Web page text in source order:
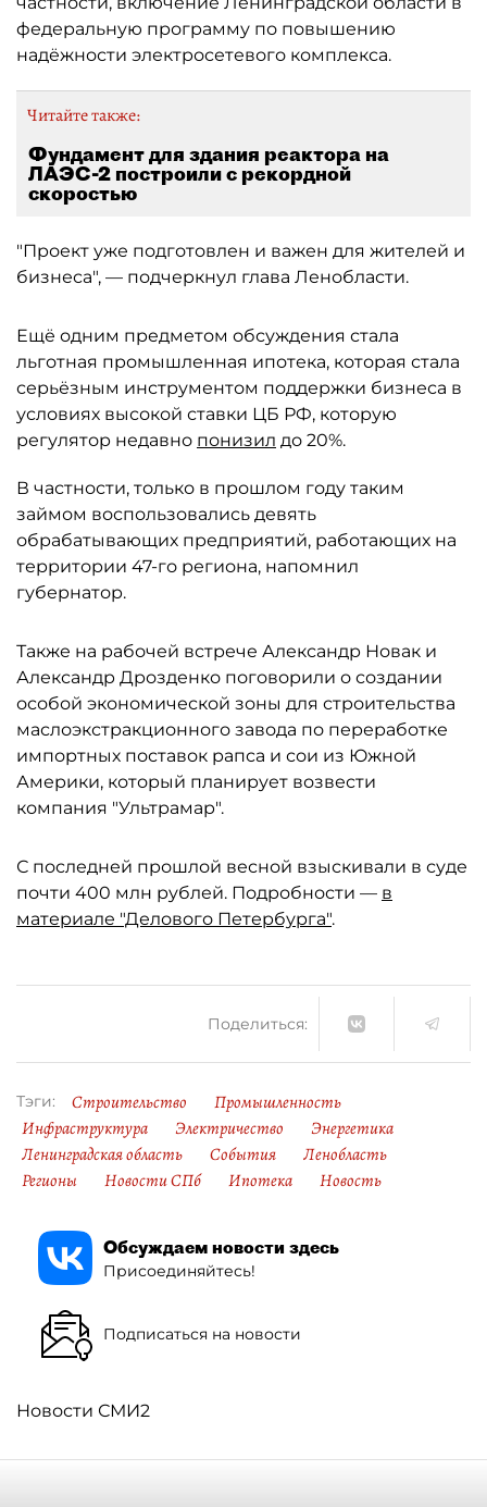
федеральную программу по повышению
надёжности электросетевого комплекса.
Читайте также:
Фундамент для здания реактора на
ЛАЭС-2 построили с рекордной
скоростью
"Проект уже подготовлен и важен для жителей и
бизнеса", — подчеркнул глава Ленобласти.
Ещё одним предметом обсуждения стала
льготная промышленная ипотека, которая стала
серьёзным инструментом поддержки бизнеса в
условиях высокой ставки ЦБ РФ, которую
регулятор недавно понизил до 20%.
В частности, только в прошлом году таким
займом воспользовались девять
обрабатывающих предприятий, работающих на
территории 47-го региона, напомнил
губернатор.
Также на рабочей встрече Александр Новак и
Александр Дрозденко поговорили о создании
особой экономической зоны для строительства
маслоэкстракционного завода по переработке
импортных поставок рапса и сои из Южной
Америки, который планирует возвести
компания "Ультрамар".
С последней прошлой весной взыскивали в суде
почти 400 млн рублей. Подробности — в
материале "Делового Петербурга".
Поделиться:
Тэги: Строительство
Промышленность
Инфраструктура
Электричество
Энергетика
Ленинградская область
События
Ленобласть
Регионы
Новости СПб Ипотека Новость
Обсуждаем новости здесь
Присоединяйтесь!
Подписаться на новости
Новости СМИ2